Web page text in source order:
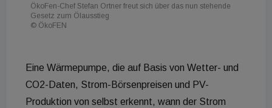
ÖkoFen-Chef Stefan Ortner freut sich über das nun stehende
Gesetz zum Ölausstieg
© ÖkoFEN
Eine Wärmepumpe, die auf Basis von Wetter- und
CO2-Daten, Strom-Börsenpreisen und PV-
Produktion von selbst erkennt, wann der Strom